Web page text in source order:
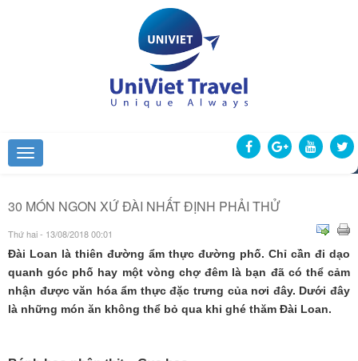
30 MÓN NGON XỨ ĐÀI NHẤT ĐỊNH PHẢI THỬ
Thứ hai - 13/08/2018 00:01
Đài Loan là thiên đường ẩm thực đường phố. Chỉ cần đi dạo
quanh góc phố hay một vòng chợ đêm là bạn đã có thể cảm
nhận được văn hóa ẩm thực đặc trưng của nơi đây. Dưới đây
là những món ăn không thể bỏ qua khi ghé thăm Đài Loan.